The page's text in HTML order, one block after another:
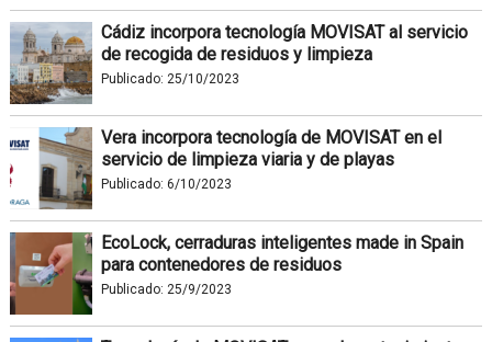
Cádiz incorpora tecnología MOVISAT al servicio
de recogida de residuos y limpieza
Publicado: 25/10/2023
Vera incorpora tecnología de MOVISAT en el
servicio de limpieza viaria y de playas
Publicado: 6/10/2023
EcoLock, cerraduras inteligentes made in Spain
para contenedores de residuos
Publicado: 25/9/2023